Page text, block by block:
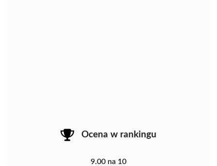
Ocena w rankingu
9.00 na 10